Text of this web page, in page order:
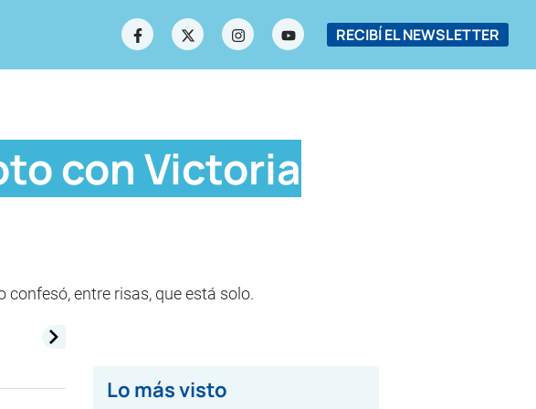
RECIBÍ EL NEWSLETTER
con Victoria
confesó, entre risas, que está solo.
Lo más visto